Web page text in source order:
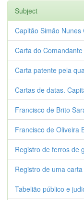
Subject
Capitão Simão Nunes
Carta do
Carta patente pela
Cartas de datas.
Francisco de Brito
Francisco de Oliveira
Registro de ferros de
Registro de uma
Tabelião público e